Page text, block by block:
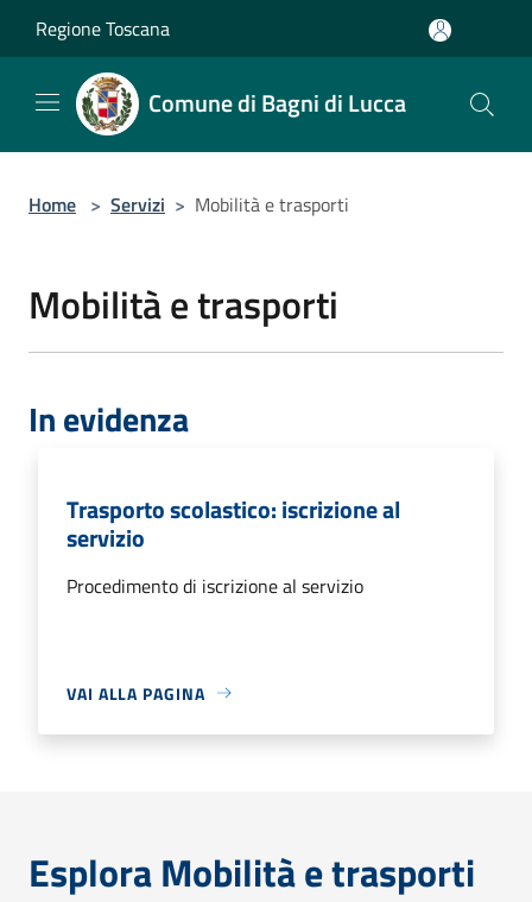
Regione Toscana
Comune di Bagni di Lucca
Home > Servizi > Mobilità e trasporti
Mobilità e trasporti
In evidenza
Trasporto scolastico: iscrizione al
servizio
Procedimento di iscrizione al servizio
VAI ALLA PAGINA
Esplora Mobilità e trasporti